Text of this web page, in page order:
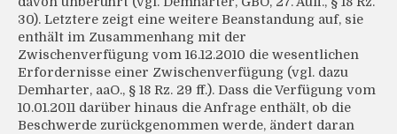
30). Letztere zeigt eine weitere Beanstandung auf, sie
enthält im Zusammenhang mit der
Zwischenverfügung vom 16.12.2010 die wesentlichen
Erfordernisse einer Zwischenverfügung (vgl. dazu
Demharter, aaO., § 18 Rz. 29 ff.). Dass die Verfügung vom
10.01.2011 darüber hinaus die Anfrage enthält, ob die
Beschwerde zurückgenommen werde, ändert daran